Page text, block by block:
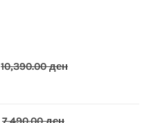
10,390.00ден